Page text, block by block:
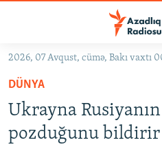
Əsas
qayıt
Əsas
naviqasiyaya
qayıt
#İZAHLA
KORRUPSIOMETR
#ƏSLINDƏ
2026, 07 Avqust, cümə, Bakı vaxtı
DÜNYA
Ukrayna
pozduğunu bildirir